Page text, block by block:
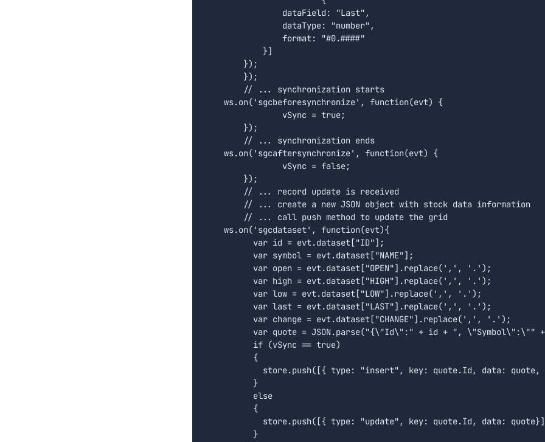
                dataField: "Last",
                dataType: "number",
                format: "#0.####"
            }]
        });
    ws.on('sgcbeforesynchronize', function(evt) {
    ws.on('sgcaftersynchronize', function(evt) {
    ws.on('sgcdataset', function(evt){